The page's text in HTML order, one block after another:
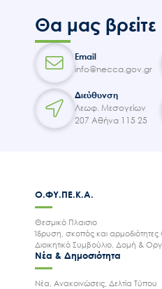
Θα μας βρείτε
Email
info@necca.gov.gr
Διεύθυνση
Λεωφ. Μεσογείων
207 Αθήνα 115 25
Ο.ΦΥ.ΠΕ.Κ.Α.
Θεσμικό Πλαισιο
Ίδρυση, σκοπός και
Διοικητικό Συμβούλιο, Δομή &
Νέα & Δημοσιότητα
Νέα, Ανακοινώσεις, Δελτία Τύπου